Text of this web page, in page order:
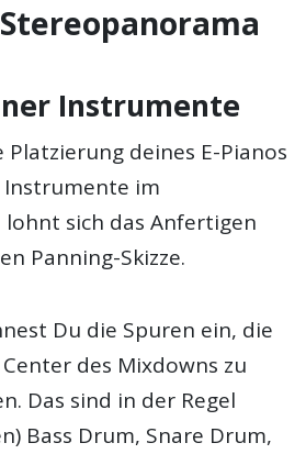
Instrumente
Platzierung deines E-Pianos
im
sich das Anfertigen
Panning-Skizze.
Du die Spuren ein, die
des Mixdowns zu
Das sind in der Regel
Bass Drum, Snare Drum,